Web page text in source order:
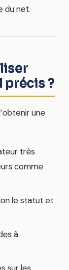
du net.
précis ?
une
très
comme
le statut et
à